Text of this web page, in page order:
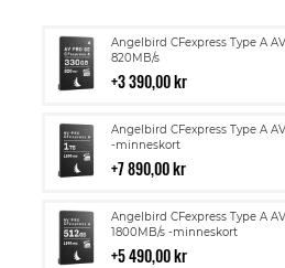
Angelbird CFexpress Type A
820MB/s
3 390,00 kr
Lägg
till
i
Angelbird CFexpress Type A
-minneskort
7 890,00 kr
Lägg
till
i
Angelbird CFexpress Type A
1800MB/s -minneskort
5 490,00 kr
Lägg
till
i